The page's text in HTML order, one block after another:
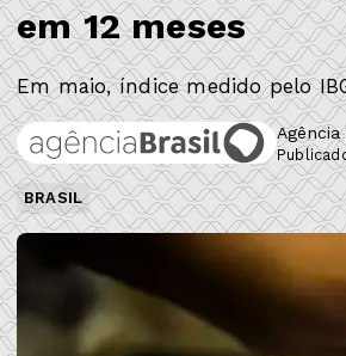
em 12 meses
Em maio, índice medido pelo
BRASIL